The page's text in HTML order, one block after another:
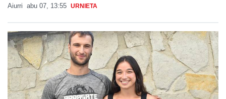
Aiurri abu 07, 13:55 URNIETA